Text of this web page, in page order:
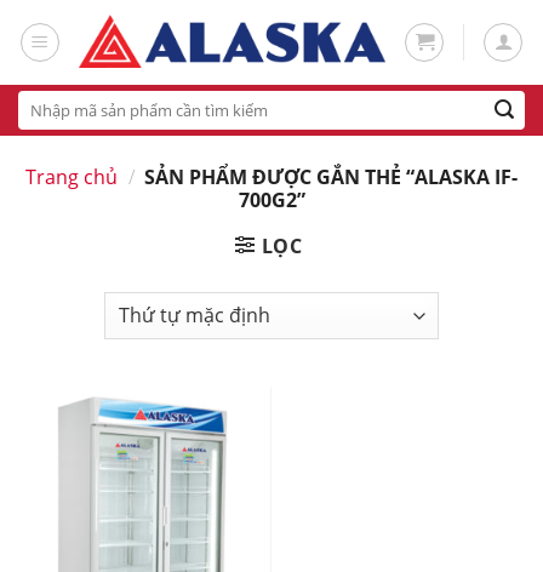
Tìm
kiếm:
Trang chủ / SẢN PHẨM ĐƯỢC GẮN THẺ “ALASKA IF-
700G2”
LỌC